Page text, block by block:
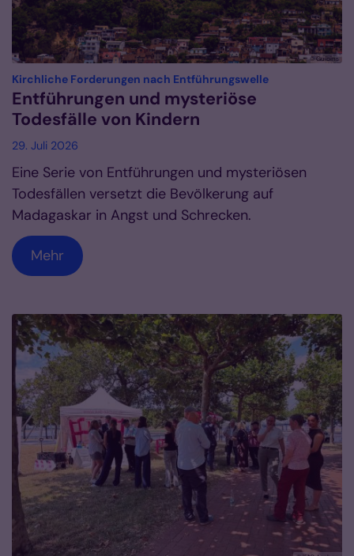
© Gulbins
Kirchliche Forderungen nach Entführungswelle:
Entführungen und mysteriöse
Todesfälle von Kindern
29. Juli 2026
Eine Serie von Entführungen und mysteriösen
Todesfällen versetzt die Bevölkerung auf
Madagaskar in Angst und Schrecken.
Mehr